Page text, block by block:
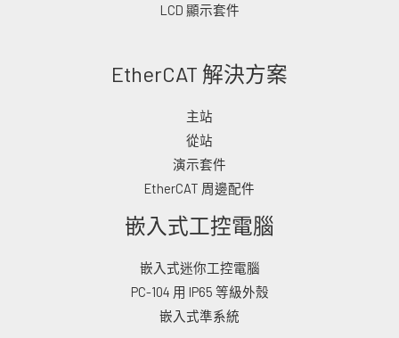
LCD 顯示套件
EtherCAT 解決方案
主站
從站
演示套件
EtherCAT 周邊配件
嵌入式工控電腦
嵌入式迷你工控電腦
PC-104 用 IP65 等級外殼
嵌入式準系統